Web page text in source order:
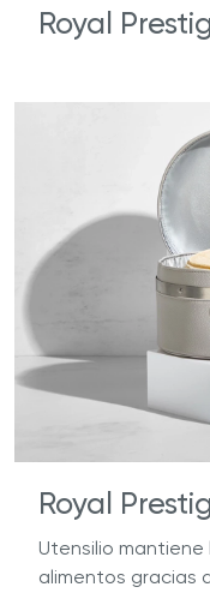
Royal
Royal
Utensilio
alimentos gracias